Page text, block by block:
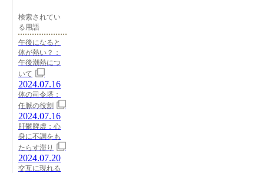
検索されてい
る用語
午後になると
体が熱い？：
午後潮熱につ
いて
2024.07.16
体の司令塔：
任脈の役割
2024.07.16
肝鬱脾虚：心
身に不調をも
たらす滞り
2024.07.20
交互に現れる